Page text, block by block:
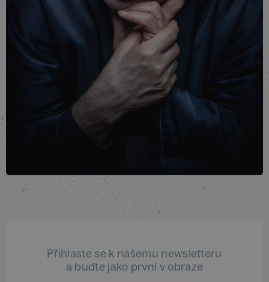
Přihlaste se k našemu newsletteru
a buďte jako první v obraze